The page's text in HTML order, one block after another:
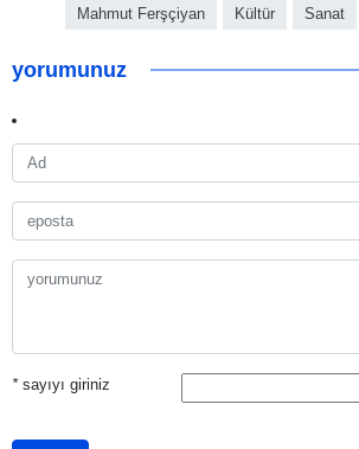
Mahmut Ferşçiyan Kültür Sanat
yorumunuz
*sayıyı giriniz